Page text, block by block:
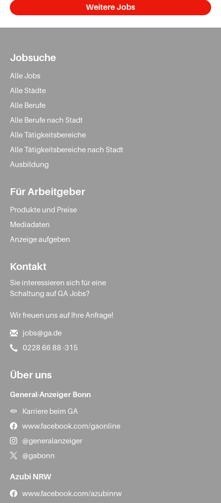
Weitere Jobs
Jobsuche
Alle Jobs
Alle Städte
Alle Berufe
Alle Berufe nach Stadt
Alle Tätigkeitsbereiche
Alle Tätigkeitsbereiche nach Stadt
Ausbildung
Für Arbeitgeber
Produkte und Preise
Mediadaten
Anzeige aufgeben
Kontakt
Sie interessieren sich für eine
Schaltung auf GA Jobs?
Wir freuen uns auf Ihre Anfrage!
jobs@ga.de
0228 66 88 -315
Über uns
General-Anzeiger Bonn
Karriere beim GA
www.facebook.com/gaonline
@generalanzeiger
@gabonn
Azubi NRW
www.facebook.com/azubinrw